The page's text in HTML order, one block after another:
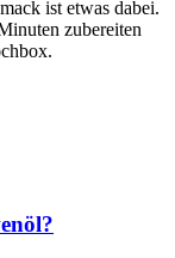
ist etwas dabei.
zubereiten